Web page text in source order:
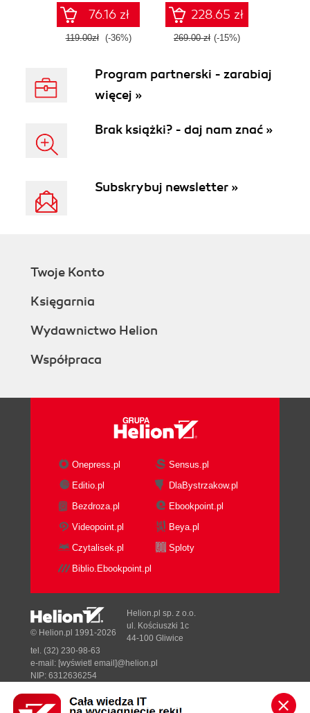
76.16 zł
119.00zł (-36%)
228.65 zł
269.00 zł (-15%)
Program partnerski - zarabiaj
więcej »
Brak książki? - daj nam znać »
Subskrybuj newsletter »
Twoje Konto
Księgarnia
Wydawnictwo Helion
Współpraca
Onepress.pl
Sensus.pl
Editio.pl
DlaBystrzakow.pl
Bezdroza.pl
Ebookpoint.pl
Videopoint.pl
Beya.pl
Czytalisek.pl
Sploty
Biblio.Ebookpoint.pl
Designed with ♥ byTonik.pl
© Helion.pl 1991-2026
Helion.pl sp. z o.o.
ul. Kościuszki 1c
44-100 Gliwice
tel. (32) 230-98-63
e-mail: [wyświetl email]@helion.pl
NIP: 6312636254